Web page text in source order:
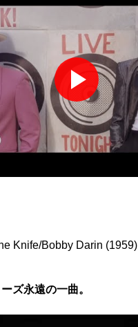
Knife/Bobby Darin (1959)
ズ永遠の一曲。